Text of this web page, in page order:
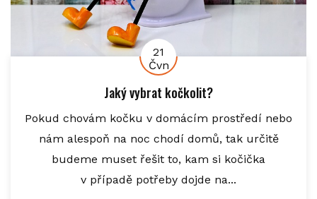
21
Čvn
Jaký vybrat kočkolit?
Pokud chovám kočku v domácím prostředí nebo
nám alespoň na noc chodí domů, tak určitě
budeme muset řešit to, kam si kočička
v případě potřeby dojde na...